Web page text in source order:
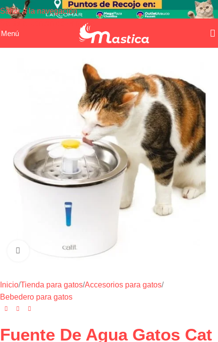
Saltar a la navegación
Saltar al contenido principal
Menú
Haga clic para ampliar
Inicio/Tienda para gatos/Accesorios para gatos/
Bebedero para gatos
Fuente De Agua Gatos Cat